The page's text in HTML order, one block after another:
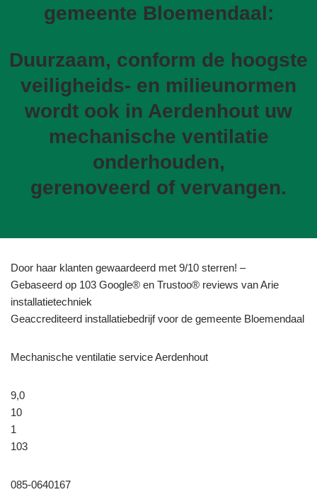
gemeente Bloemendaal:
Duurzaam, conform de hoogste
veiligheids- en milieunormen
wordt ook in Aerdenhout uw
mechanische ventilatie
onderhouden,
gerenoveerd of vervangen.
Door haar klanten gewaardeerd met 9/10 sterren! –
Gebaseerd op 103 Google® en Trustoo® reviews van Arie
installatietechniek
Geaccrediteerd installatiebedrijf voor de gemeente Bloemendaal
Mechanische ventilatie service Aerdenhout
9,0
10
1
103
085-0640167